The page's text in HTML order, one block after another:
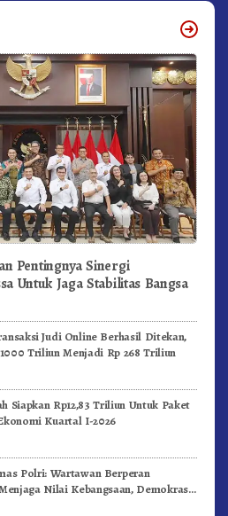
Pentingnya Sinergi
Untuk Jaga Stabilitas Bangsa
Judi Online Berhasil Ditekan,
Triliun Menjadi Rp 268 Triliun
Siapkan Rp12,83 Triliun Untuk Paket
Kuartal I-2026
Polri: Wartawan Berperan
Nilai Kebangsaan, Demokrasi,